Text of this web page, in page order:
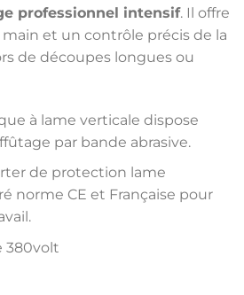
professionnel intensif. Il offre
et un contrôle précis de la
de découpes longues ou
à lame verticale dispose
par bande abrasive.
de protection lame
norme CE et Française pour
380volt